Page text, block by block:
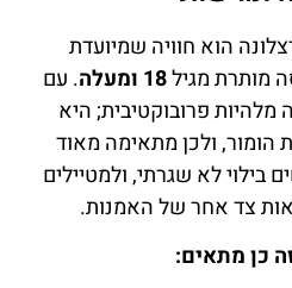
הוא חוויה שמיועדת
מותרת מגיל18 ומעלה
. עם
מלהיות פרובוקטיבית; היא
הומור, ולכן מתאימה מאוד
בילוי לא שגרתי, ולמטיילים
צד אחר של האמנות.
כן מתאים: